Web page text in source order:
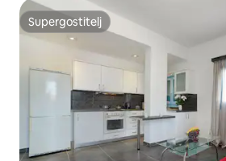
Supergostitelj
Supergostitelj